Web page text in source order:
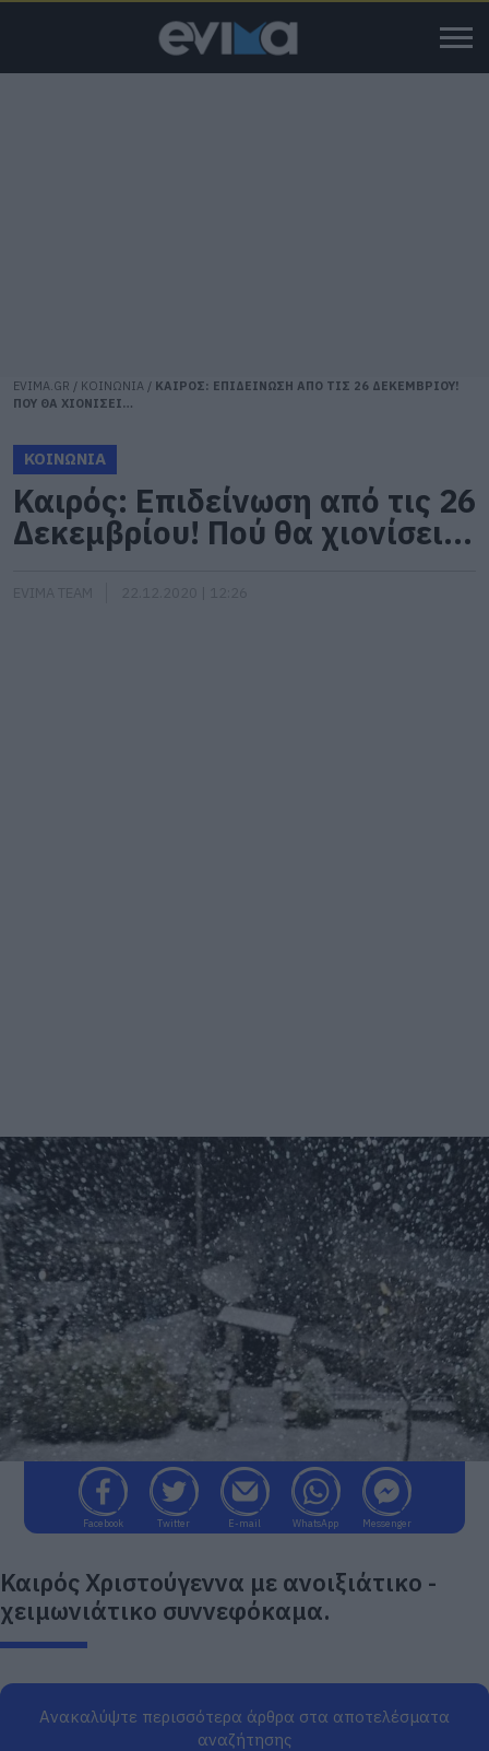
EVIMA.GR / ΚΟΙΝΩΝΙΑ / ΚΑΙΡΟΣ: ΕΠΙΔΕΙΝΩΣΗ ΑΠΟ ΤΙΣ 26 ΔΕΚΕΜΒΡΙΟΥ!
ΠΟΥ ΘΑ ΧΙΟΝΙΣΕΙ…
ΚΟΙΝΩΝΙΑ
Καιρός: Επιδείνωση από τις 26
Δεκεμβρίου! Πού θα χιονίσει…
Facebook Twitter E-mail WhatsApp Messenger
Καιρός Χριστούγεννα με ανοιξιάτικο -
χειμωνιάτικο συννεφόκαμα.
Ανακαλύψτε περισσότερα άρθρα στα αποτελέσματα
αναζήτησης